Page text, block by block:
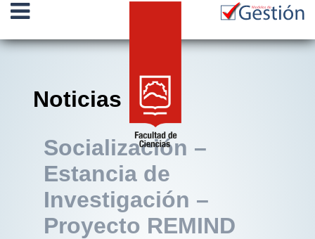
Noticias
Socialización –
Estancia de
Investigación –
Proyecto REMIND